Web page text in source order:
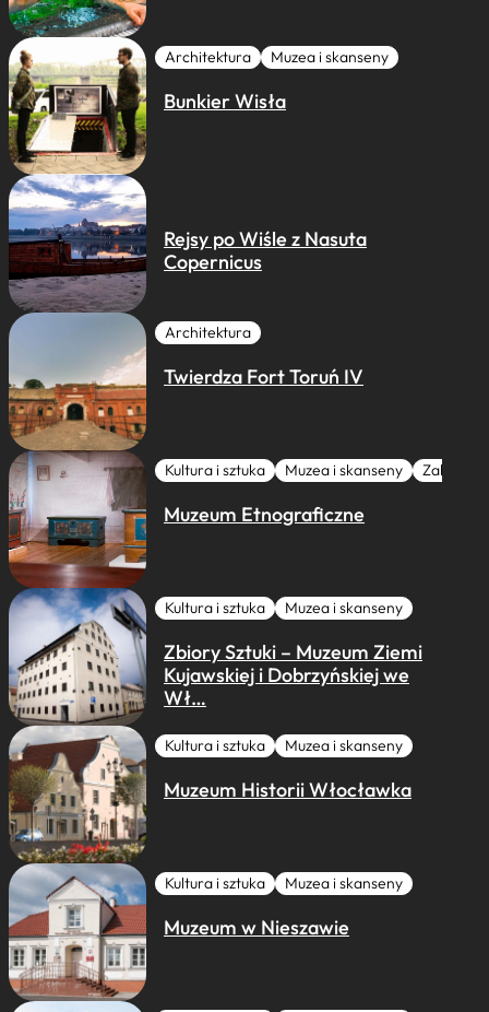
Architektura Muzea i skanseny
Bunkier Wisła
Rejsy po Wiśle z Nasuta
Copernicus
Architektura
Twierdza Fort Toruń IV
Kultura i sztuka Muzea i skanseny Zabytki I
Muzeum Etnograficzne
Kultura i sztuka Muzea i skanseny
Zbiory Sztuki – Muzeum Ziemi
Kujawskiej i Dobrzyńskiej we
Wł…
Kultura i sztuka Muzea i skanseny
Muzeum Historii Włocławka
Kultura i sztuka Muzea i skanseny
Muzeum w Nieszawie